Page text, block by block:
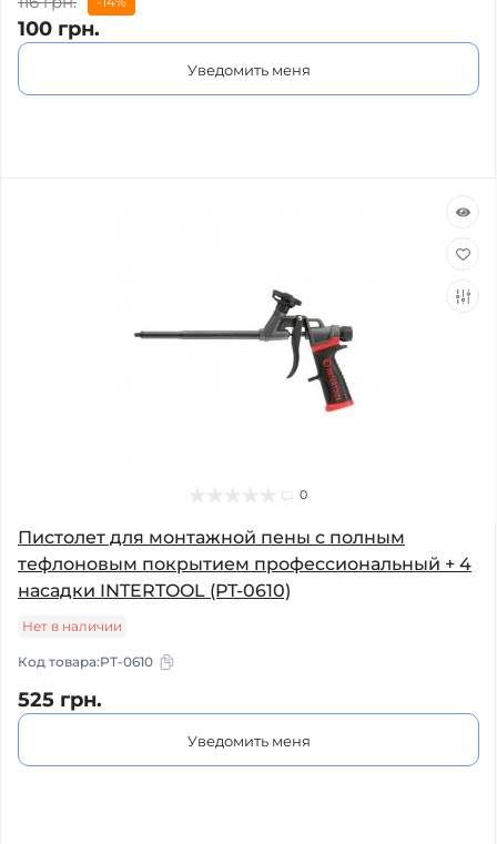
100 грн.
Уведомить меня
0
Пистолет для монтажной пены с полным
тефлоновым покрытием профессиональный + 4
насадки INTERTOOL (PT-0610)
Нет в наличии
Код товара:PT-0610
525 грн.
Уведомить меня